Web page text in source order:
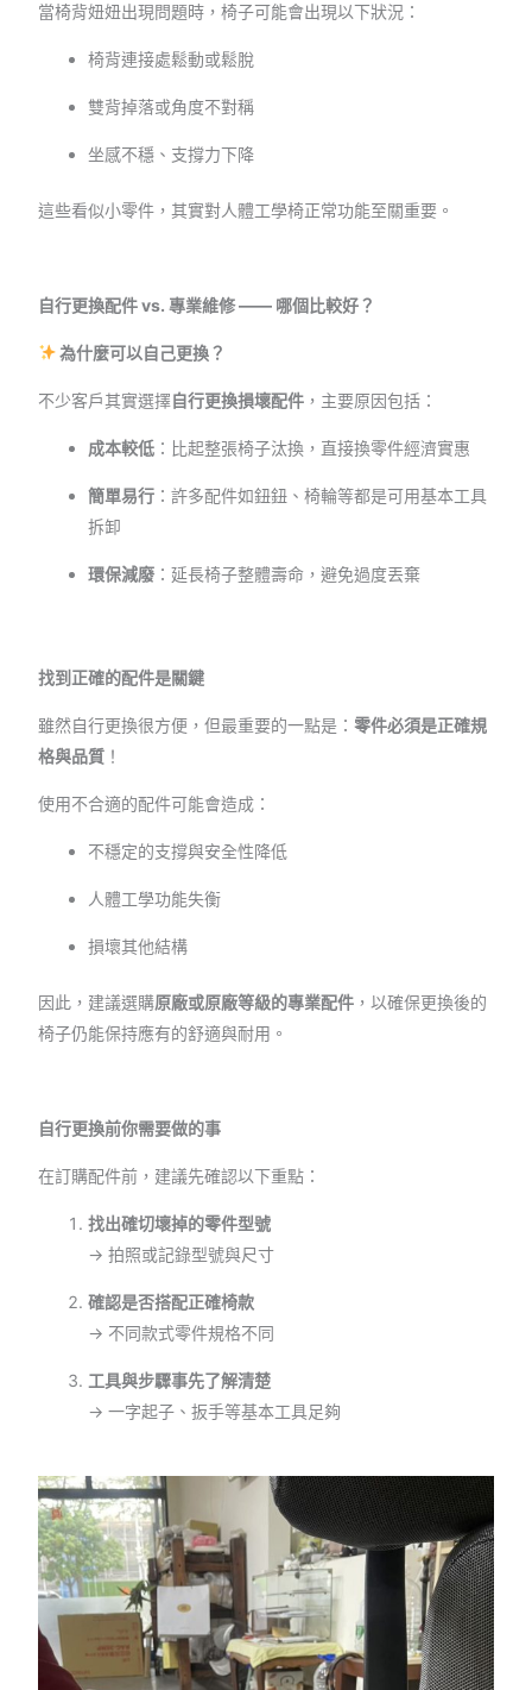
當椅背妞妞出現問題時，椅子可能會出現以下狀況：
椅背連接處鬆動或鬆脫
雙背掉落或角度不對稱
坐感不穩、支撐力下降
這些看似小零件，其實對人體工學椅正常功能至關重要。
自行更換配件 vs. 專業維修 —— 哪個比較好？
為什麼可以自己更換？
不少客戶其實選擇自行更換損壞配件，主要原因包括：
成本較低：比起整張椅子汰換，直接換零件經濟實惠
簡單易行：許多配件如鈕鈕、椅輪等都是可用基本工具
拆卸
環保減廢：延長椅子整體壽命，避免過度丟棄
找到正確的配件是關鍵
雖然自行更換很方便，但最重要的一點是： 零件必須是正確規
格與品質！
使用不合適的配件可能會造成：
不穩定的支撐與安全性降低
人體工學功能失衡
損壞其他結構
因此，建議選購原廠或原廠等級的專業配件，以確保更換後的
椅子仍能保持應有的舒適與耐用。
自行更換前你需要做的事
在訂購配件前，建議先確認以下重點：
找出確切壞掉的零件型號
→ 拍照或記錄型號與尺寸
確認是否搭配正確椅款
→ 不同款式零件規格不同
工具與步驟事先了解清楚
→ 一字起子、扳手等基本工具足夠